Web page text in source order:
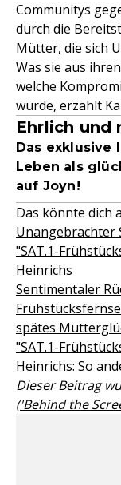
Communitys
durch die
Mütter, die sich
Was sie aus
welche
würde, erzählt
Ehrlich und
Das exklusive
Leben als
auf Joyn!
Das könnte dich
Unangebrachter
"SAT.1-
Heinrichs
Sentimentaler
spätes
"SAT.1-
Heinrichs: So
Dieser Beitrag
('Behind the